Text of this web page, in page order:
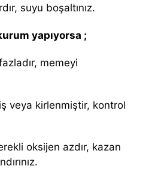
suyu boşaltınız.
yapıyorsa ;
memeyi
veya kirlenmiştir, kontrol
oksijen azdır, kazan